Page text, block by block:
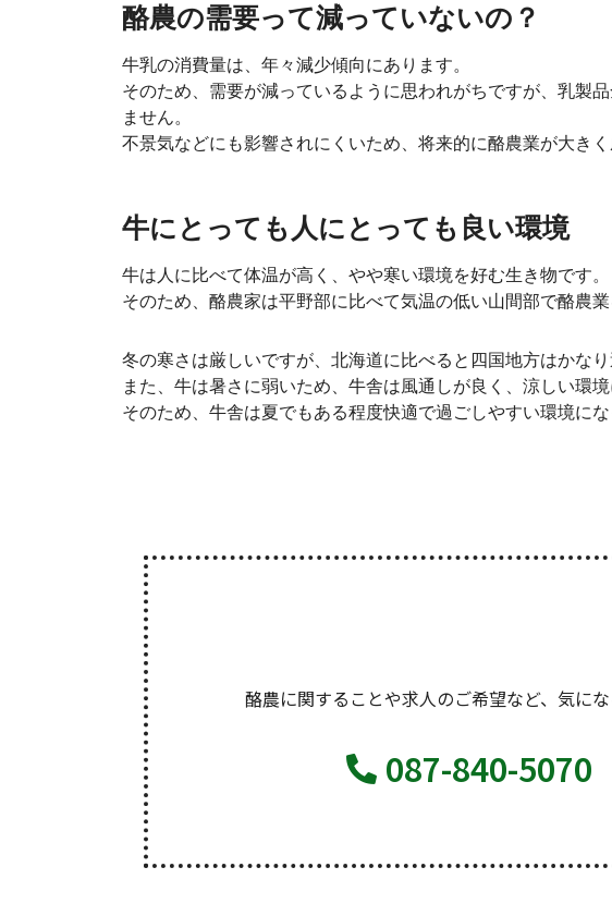
酪農の需要って減っていないの？
牛乳の消費量は、年々減少傾向にあります。
そのため、需要が減っているように思われがちですが、乳製
ません。
不景気などにも影響されにくいため、将来的に酪農業が大き
牛にとっても人にとっても良い環境
牛は人に比べて体温が高く、やや寒い環境を好む生き物です。
そのため、酪農家は平野部に比べて気温の低い山間部で酪農業
冬の寒さは厳しいですが、北海道に比べると四国地方はかなり
また、牛は暑さに弱いため、牛舎は風通しが良く、涼しい環境
そのため、牛舎は夏でもある程度快適で過ごしやすい環境に
酪農に関することや求人のご希望など、気に
087-840-5070